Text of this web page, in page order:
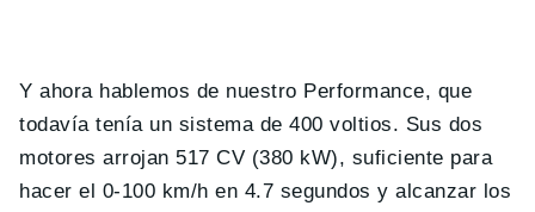
Y ahora hablemos de nuestro Performance, que
todavía tenía un sistema de 400 voltios. Sus dos
motores arrojan 517 CV (380 kW), suficiente para
hacer el 0-100 km/h en 4.7 segundos y alcanzar los